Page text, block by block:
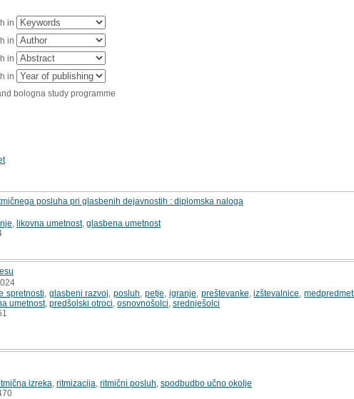
in
in
in
in
bologna study programme
posluha pri glasbenih dejavnostih : diplomska naloga
likovna umetnost, glasbena umetnost
spretnosti glasbeni razvoj ,posluh petje igranje preštevanke ,izštevalnice ,
umetnost, predšolski otroci osnovnošolci srednješolci
izreka ritmizacija ritmični posluh spodbudbo učno okolje